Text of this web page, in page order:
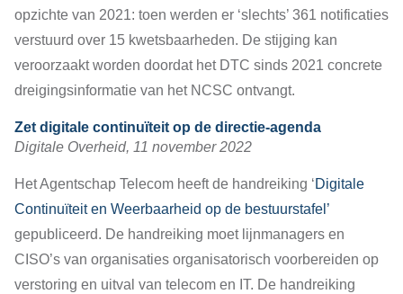
opzichte van 2021: toen werden er ‘slechts’ 361 notificaties
verstuurd over 15 kwetsbaarheden. De stijging kan
veroorzaakt worden doordat het DTC sinds 2021 concrete
dreigingsinformatie van het NCSC ontvangt.
Zet digitale continuïteit op de directie-agenda
Digitale Overheid, 11 november 2022
Het Agentschap Telecom heeft de handreiking ‘Digitale
Continuïteit en Weerbaarheid op de bestuurstafel’
gepubliceerd. De handreiking moet lijnmanagers en
CISO’s van organisaties organisatorisch voorbereiden op
verstoring en uitval van telecom en IT. De handreiking